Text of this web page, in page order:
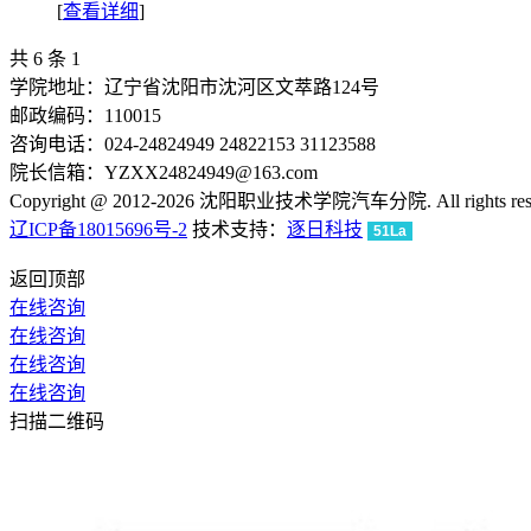
[查看详细]
共 6 条 1
学院地址：辽宁省沈阳市沈河区文萃路124号
邮政编码：110015
咨询电话：024-24824949 24822153 31123588
院长信箱：YZXX24824949@163.com
Copyright @ 2012-2026 沈阳职业技术学院汽车分院. All rights
辽ICP备18015696号-2 技术支持： 逐日科技 51La
返回顶部
在线咨询
在线咨询
在线咨询
在线咨询
扫描二维码